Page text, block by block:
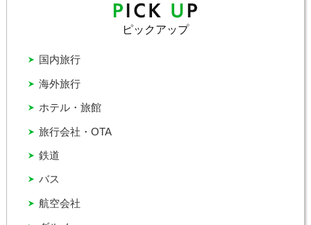
ピックアップ
バス
ホテル・旅館
国内旅行
旅行会社・OTA
海外旅行
航空会社
鉄道